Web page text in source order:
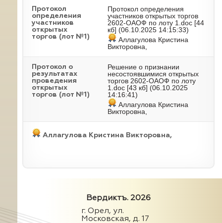
Протокол
определения
участников
открытых
торгов (лот №1)
Протокол определения
участников открытых торгов
2602-ОАОФ по лоту 1.doc [44
кб] (06.10.2025 14:15:33)
Аллагулова Кристина
Викторовна,
Протокол о
результатах
проведения
открытых
торгов (лот №1)
Решение о признании
несостоявшимися открытых
торгов 2602-ОАОФ по лоту
1.doc [43 кб] (06.10.2025
14:16:41)
Аллагулова Кристина
Викторовна,
Аллагулова Кристина Викторовна,
Вердиктъ. 2026
г. Орел, ул.
Московская, д. 17